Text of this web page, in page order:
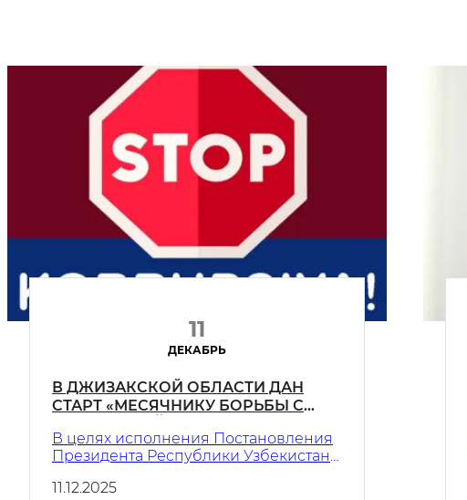
11
ДЕКАБРЬ
В ДЖИЗАКСКОЙ ОБЛАСТИ ДАН
СТАРТ «МЕСЯЧНИКУ БОРЬБЫ С
В целях исполнения Постановления
Президента Республики Узбекистан
рейтинговой системы оценки
11.12.2025